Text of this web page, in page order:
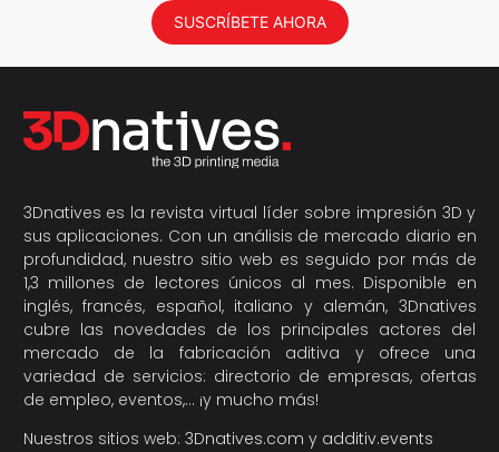
SUSCRÍBETE AHORA
3Dnatives es la revista virtual líder sobre impresión 3D y
sus aplicaciones. Con un análisis de mercado diario en
profundidad, nuestro sitio web es seguido por más de
1,3 millones de lectores únicos al mes. Disponible en
inglés, francés, español, italiano y alemán, 3Dnatives
cubre las novedades de los principales actores del
mercado de la fabricación aditiva y ofrece una
variedad de servicios: directorio de empresas, ofertas
de empleo, eventos,… ¡y mucho más!
Nuestros sitios web: 3Dnatives.com y additiv.events